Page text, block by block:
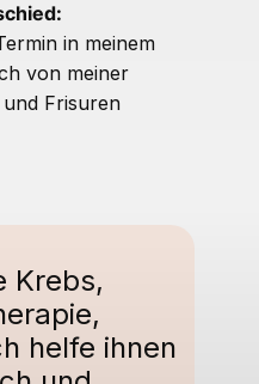
in meinem
von meiner
Frisuren
Krebs,
helfe ihnen